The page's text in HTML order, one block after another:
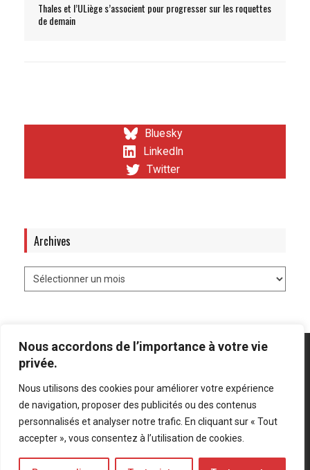
Nous accordons de l’importance à votre vie
privée.
Nous utilisons des cookies pour améliorer votre expérience
de navigation, proposer des publicités ou des contenus
personnalisés et analyser notre trafic. En cliquant sur « Tout
accepter », vous consentez à l’utilisation de cookies.
Thales et l’ULiège s’associent pour progresser sur les roquettes
de demain
Bluesky
LinkedIn
Twitter
Archives
Mentions légales Politique de confidentialité
Bluesky
LinkedIn
Twitter